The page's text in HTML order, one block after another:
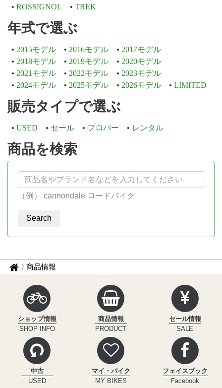
ROSSIGNOL
TREK
年式で選ぶ
2015モデル 2016モデル
2017モデル
2018モデル
2019モデル
2020モデル
2021モデル
2022モデル
2023モデル
2024モデル
2025モデル 2026モデル LIMITED
販売タイプで選ぶ
USED セール プロパー レンタル
商品を検索
（例） cannondale ロードバイク
パ
ナ
サ
ク
ル
イ
ン
フ
ィ
ニ
ィ
商品情報
ショップ情報
SHOP INFO
商品情報
PRODUCT
セール情報
SALE
中古
USED
マイ・バイク
MY BIKES
フェイスブック
Facebook